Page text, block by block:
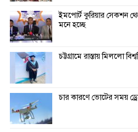
ইমপোর্ট কুরিয়ার সেকশন
মনে হচ্ছে
চট্টগ্রামে রাস্তায় মিললো
চার কারণে ভোটের সময়